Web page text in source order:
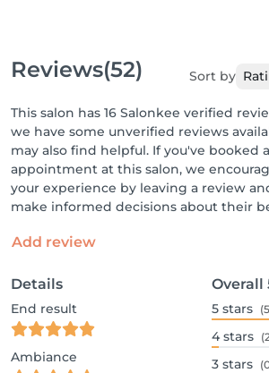
Reviews(52) Sort by
This salon has 16 Salonkee verified
we have some unverified reviews
may also find helpful. If you've booked
appointment at this salon, we
your experience by leaving a review
make informed decisions about their
Add review
Details
End result
Ambiance
Overall
5 stars
4 stars
3 stars